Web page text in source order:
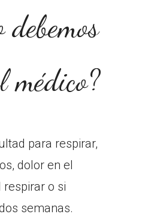
médico?
para respirar,
dolor en el
respirar o si
semanas.